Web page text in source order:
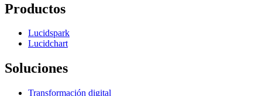
Productos
Lucidspark
Lucidchart
Soluciones
Transformación digital